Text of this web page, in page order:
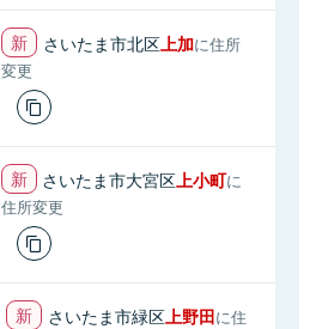
さいたま市北区上加に住所
変更
さいたま市大宮区 上小町に
住所変更
さいたま市緑区上野田に住